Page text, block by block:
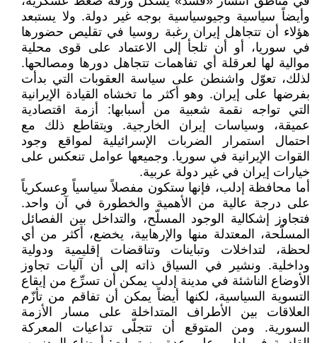
وأيضاً سياسية وجيوسياسية بوجه غير دولة. ولا يستبعد
هؤلاء أن تتجاهل إيران رغبة روسيا في تقليص حضورها
في سوريا، أو أن تلجأ إلى الاعتماد على قوى محلية
موالية لها لعرقلة أي تفاهمات تتجاهل دورها ومصالحها.
لذلك، تعوّل واشنطن على سياسة العقوبات التي بدأت
بفرضها على إيران. وهو أكثر ما تخشاه القيادة الإيرانية
التي تواجه نقمة شعبية من أسبابها: أزمة اقتصادية
عميقة، وسياسات إيران الخارجية. ويتقاطع ذلك مع
احتمال استمرار الضربات الإسرائيلية لمواقع وجود
القوات الإيرانية في سوريا. وجميعها عوامل تنعكس على
خيارات إيران في غير دولة عربية.
أما محافظة إدلب، فإنها ستكون مفصلاً سياسياً وعسكرياً
على درجة عالية من الأهمية والخطورة في آن واحد.
فتجاوز إشكالية الوجود المسلّح، والتداخل بين الفصائل
المسلّحة، المعتدلة منها والإرهابية، يخضع، أكثر من أي
لحظة، لتداخلات وتباينات وتناقضات إقليمية ودولية
وداخلية. ونشير في السياق ذاته إلى أن آليات تجاوز
الأوضاع الناشئة في مدينة إدلب يمكن أن تسرِّع من إيقاع
التسوية السياسية، لكنها أيضاً يمكن أن تفاقم من تأزّم
العلاقات بين الأطراف المتداخلة على مسار الأزمة
السورية. ومن المتوقع أن تتجلّى تداعيات المعركة